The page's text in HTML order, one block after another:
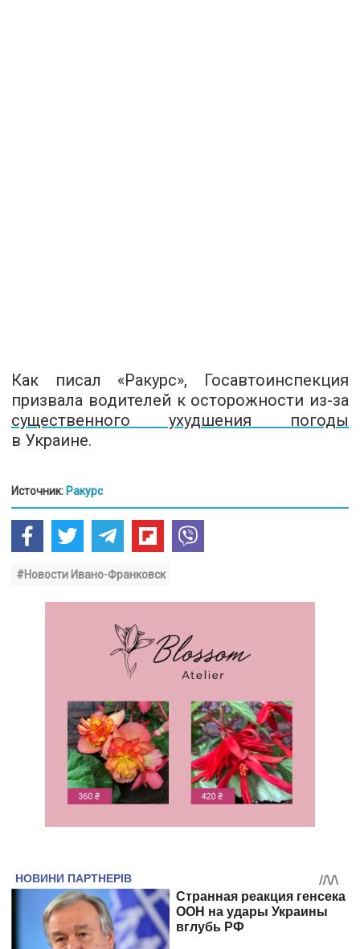
Как писал «Ракурс», Госавтоинспекция
призвала водителей к осторожности из-за
существенного ухудшения погоды
в Украине.
Источник: Ракурс
#Новости Ивано-Франковск